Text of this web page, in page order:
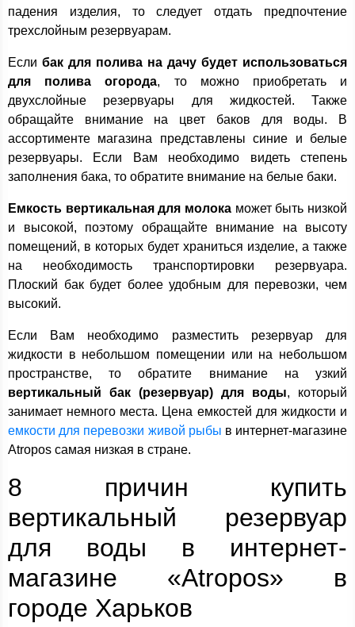
падения изделия, то следует отдать предпочтение
трехслойным резервуарам.
Если бак для полива на дачу будет использоваться
для полива огорода, то можно приобретать и
двухслойные резервуары для жидкостей. Также
обращайте внимание на цвет баков для воды. В
ассортименте магазина представлены синие и белые
резервуары. Если Вам необходимо видеть степень
заполнения бака, то обратите внимание на белые баки.
Емкость вертикальная для молока может быть низкой
и высокой, поэтому обращайте внимание на высоту
помещений, в которых будет храниться изделие, а также
на необходимость транспортировки резервуара.
Плоский бак будет более удобным для перевозки, чем
высокий.
Если Вам необходимо разместить резервуар для
жидкости в небольшом помещении или на небольшом
пространстве, то обратите внимание на узкий
вертикальный бак (резервуар) для воды, который
занимает немного места. Цена емкостей для жидкости и
емкости для перевозки живой рыбы в интернет-магазине
Atropos самая низкая в стране.
8 причин купить
вертикальный резервуар
для воды в интернет-
магазине «Atropos» в
городе Харьков